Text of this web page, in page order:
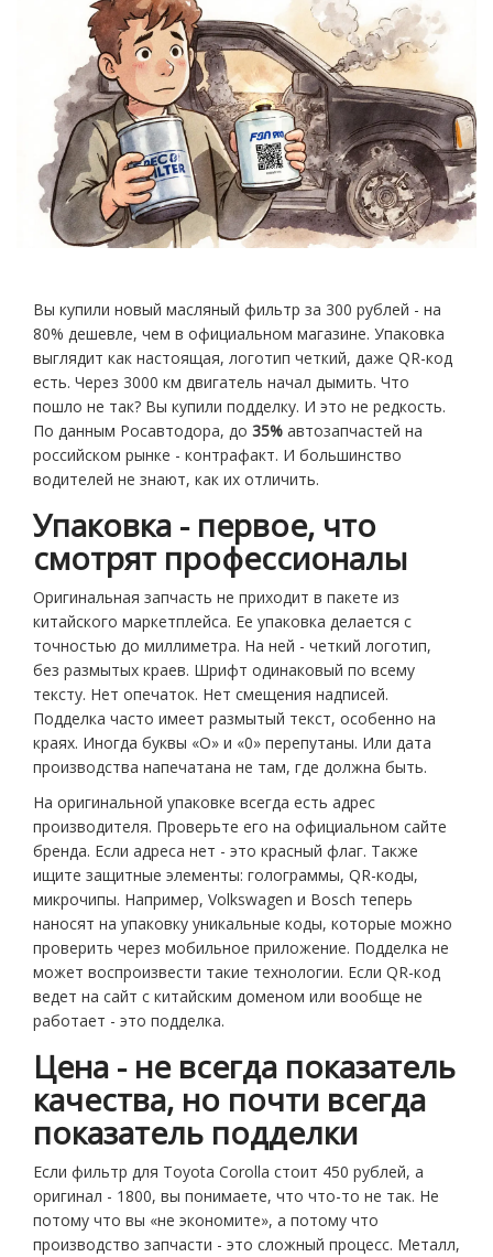
Вы купили новый масляный фильтр за 300 рублей - на
80% дешевле, чем в официальном магазине. Упаковка
выглядит как настоящая, логотип четкий, даже QR-код
есть. Через 3000 км двигатель начал дымить. Что
пошло не так? Вы купили подделку. И это не редкость.
По данным Росавтодора, до 35% автозапчастей на
российском рынке - контрафакт. И большинство
водителей не знают, как их отличить.
Упаковка - первое, что
смотрят профессионалы
Оригинальная запчасть не приходит в пакете из
китайского маркетплейса. Ее упаковка делается с
точностью до миллиметра. На ней - четкий логотип,
без размытых краев. Шрифт одинаковый по всему
тексту. Нет опечаток. Нет смещения надписей.
Подделка часто имеет размытый текст, особенно на
краях. Иногда буквы «О» и «0» перепутаны. Или дата
производства напечатана не там, где должна быть.
На оригинальной упаковке всегда есть адрес
производителя. Проверьте его на официальном сайте
бренда. Если адреса нет - это красный флаг. Также
ищите защитные элементы: голограммы, QR-коды,
микрочипы. Например, Volkswagen и Bosch теперь
наносят на упаковку уникальные коды, которые можно
проверить через мобильное приложение. Подделка не
может воспроизвести такие технологии. Если QR-код
ведет на сайт с китайским доменом или вообще не
работает - это подделка.
Цена - не всегда показатель
качества, но почти всегда
показатель подделки
Если фильтр для Toyota Corolla стоит 450 рублей, а
оригинал - 1800, вы понимаете, что что-то не так. Не
потому что вы «не экономите», а потому что
производство запчасти - это сложный процесс. Металл,